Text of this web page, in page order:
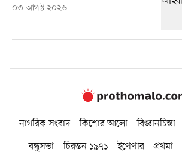
০৩ আগস্ট ২০২৬
নাগরিক সংবাদ কিশোর আলো বিজ্ঞানচিন্তা
বন্ধুসভা
চিরন্তন ১৯৭১ ইপেপার প্রথমা